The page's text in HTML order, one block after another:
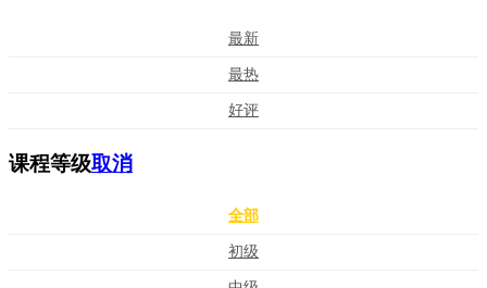
最新
最热
好评
课程等级取消
全部
初级